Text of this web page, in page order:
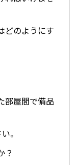
どのようにす
部屋間で備品
。
？